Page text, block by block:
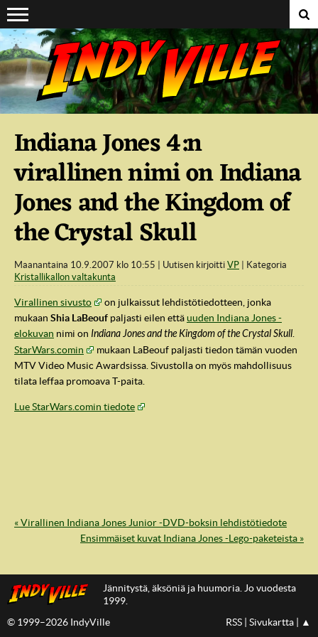
Suoraan sisältöön
IndyVille
Indiana Jones 4:n
virallinen nimi on Indiana
Jones and the Kingdom of
the Crystal Skull
Maanantaina 10.9.2007 klo 10:55 Uutisen kirjoitti VP
Kategoria
Kristallikallon valtakunta
Virallinen sivusto
on julkaissut lehdistötiedotteen, jonka
mukaan Shia LaBeouf paljasti eilen ettäuuden Indiana Jones -
elokuvan nimi on Indiana Jones and the Kingdom of the Crystal Skull
StarWars.comin
mukaan LaBeouf paljasti tiedon tämän vuoden
MTV Video Music Awardsissa. Sivustolla on myös mahdollisuus
tilata leffaa promoava T-paita.
Lue StarWars.comin tiedote
« Virallinen Indiana Jones Junior -DVD-boksin lehdistötiedote
Ensimmäiset kuvat Indiana Jones -Lego-paketeista »
Jännitystä, äksöniä ja huumoria. Jo vuodesta
1999.
© 1999–2026 IndyVille
RSS Sivukartta ▲